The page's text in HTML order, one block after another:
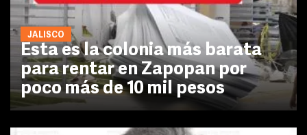
JALISCO
Esta es la colonia más barata
para rentar en Zapopan por
poco más de 10 mil pesos